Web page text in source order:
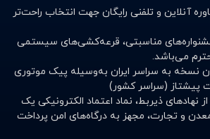
آنلاین و تلفنی رایگان جهت انتخاب راحت‌تر
مناسبتی، قرعه‌کشی‌های سیستمی
می‌باشد.
نسخه به سراسر ایران به‌وسیله پیک موتوری
پیشتاز (سراسر کشور)
نهادهای ذیربط، نماد اعتماد الکترونیکی یک
و تجارت، مجهز به درگاه‌های امن پرداخت